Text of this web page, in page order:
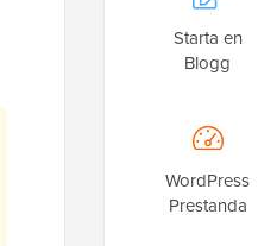
Starta en
Blogg
WordPress
Prestanda